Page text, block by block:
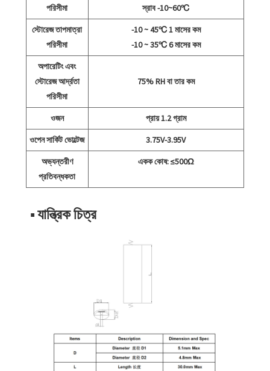
পরিসীমা
স্রাব -10~60℃
স্টোরেজ তাপমাত্রা
পরিসীমা
-10 ~ 45℃ 1 মাসের কম
-10 ~ 35℃ 6 মাসের কম
অপারেটিং এবং
স্টোরেজ আর্দ্রতা
পরিসীমা
75% RH বা তার কম
ওজন
প্রায় 1.2 গ্রাম
ওপেন সার্কিট ভোল্টেজ
3.75V-3.95V
অভ্যন্তরীণ
প্রতিবন্ধকতা
একক কোষ: ≤500Ω
■ যান্ত্রিক চিত্র